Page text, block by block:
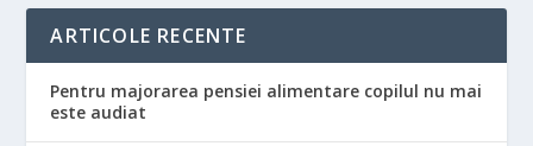
ARTICOLE RECENTE
Pentru majorarea pensiei alimentare copilul nu mai
este audiat